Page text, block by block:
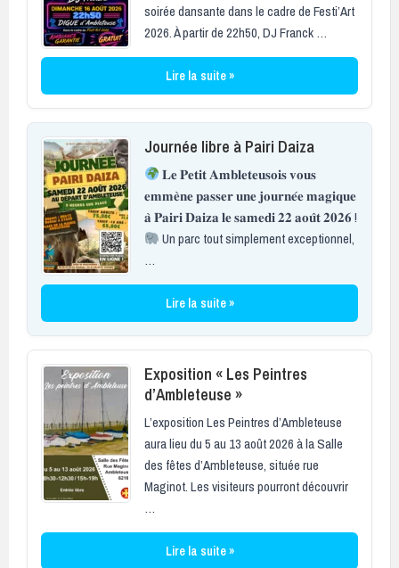
soirée dansante dans le cadre de Festi’Art
2026. À partir de 22h50, DJ Franck …
Lire la suite »
Journée libre à Pairi Daiza
𝐋𝐞 𝐏𝐞𝐭𝐢𝐭 𝐀𝐦𝐛𝐥𝐞𝐭𝐞𝐮𝐬𝐨𝐢𝐬 𝐯𝐨𝐮𝐬
𝐞𝐦𝐦𝐞̀𝐧𝐞 𝐩𝐚𝐬𝐬𝐞𝐫 𝐮𝐧𝐞 𝐣𝐨𝐮𝐫𝐧𝐞́𝐞 𝐦𝐚𝐠𝐢𝐪𝐮𝐞
𝐚̀ 𝐏𝐚𝐢𝐫𝐢 𝐃𝐚𝐢𝐳𝐚 𝐥𝐞 𝐬𝐚𝐦𝐞𝐝𝐢 𝟐𝟐 𝐚𝐨𝐮̂𝐭 𝟐𝟎𝟐𝟔 !
Un parc tout simplement exceptionnel,
…
Lire la suite »
Exposition « Les Peintres
d’Ambleteuse »
L’exposition Les Peintres d’Ambleteuse
aura lieu du 5 au 13 août 2026 à la Salle
des fêtes d’Ambleteuse, située rue
Maginot. Les visiteurs pourront découvrir
…
Lire la suite »